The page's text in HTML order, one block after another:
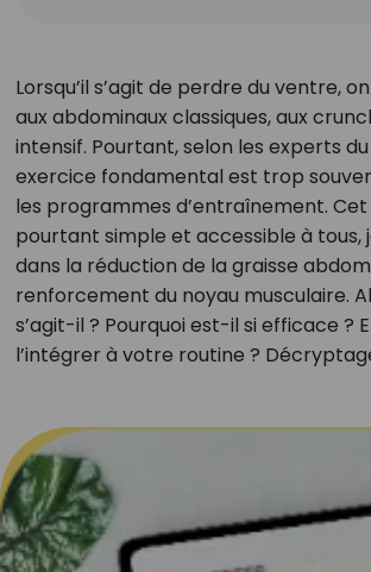
Lorsqu’il s’agit de perdre du ventre,
aux abdominaux classiques, aux
intensif. Pourtant, selon les experts
exercice fondamental est trop
les programmes d’entraînement.
pourtant simple et accessible à tous,
dans la réduction de la graisse
renforcement du noyau musculaire.
s’agit-il ? Pourquoi est-il si efficace ?
l’intégrer à votre routine ?